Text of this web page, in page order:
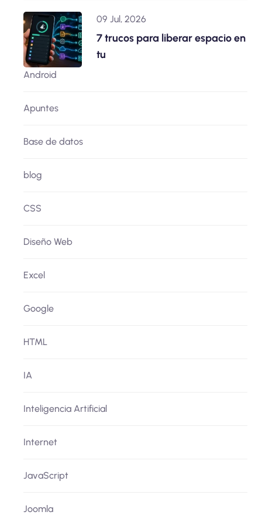
09 Jul, 2026
7 trucos para liberar espacio en
tu
Android
Apuntes
Base de datos
blog
CSS
Diseño Web
Excel
Google
HTML
IA
Inteligencia Artificial
Internet
JavaScript
Joomla